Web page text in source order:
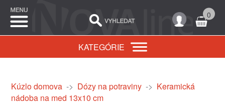
0
KATEGÓRIE
Kúzlo domova-> Dózy na potraviny-> Keramická
nádoba na med 13x10 cm